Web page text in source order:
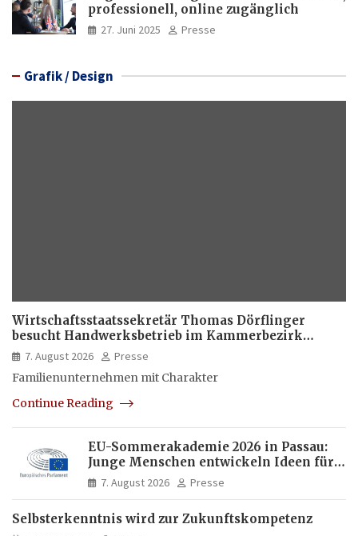
professionell, online zugänglich
27. Juni 2025 Presse
Grafik / Design
Wirtschaftsstaatssekretär Thomas Dörflinger
besucht Handwerksbetrieb im Kammerbezirk
Freiburg
7. August 2026
Presse
Familienunternehmen mit Charakter
Continue Reading
EU-Sommerakademie 2026 in Passau:
Junge Menschen entwickeln Ideen für
Europas Zukunft
7. August 2026 Presse
Selbsterkenntnis wird zur Zukunftskompetenz